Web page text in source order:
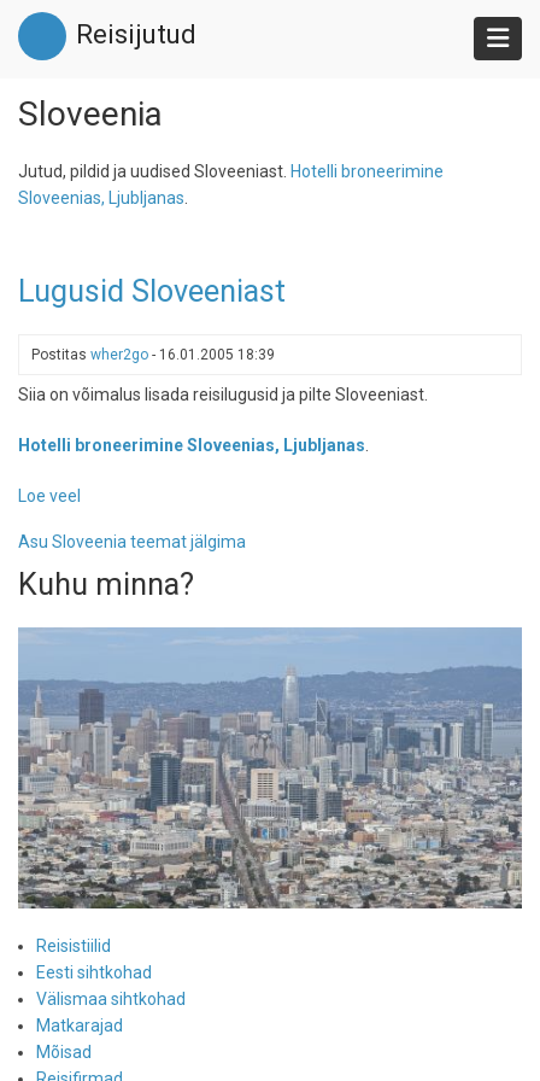
Liigu
edasi
põhisisu
Reisijutud
Sloveenia
Jutud, pildid ja uudised Sloveeniast. Hotelli broneerimine
Sloveenias, Ljubljanas
Lugusid Sloveeniast
Postitas wher2go - 16.01.2005 18:39
Siia on võimalus lisada reisilugusid ja pilte Sloveeniast.
Hotelli broneerimine Sloveenias, Ljubljanas
Loe veel
Sloveeniast
Asu Sloveenia teemat jälgima
Kuhu minna?
Reisistiilid
Eesti sihtkohad
Välismaa sihtkohad
Matkarajad
Mõisad